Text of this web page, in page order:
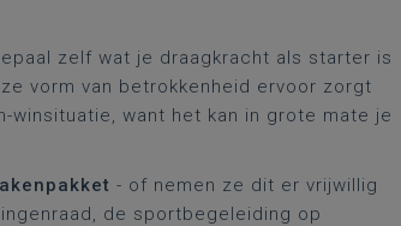
zelf wat je draagkracht als starter is
vorm van betrokkenheid ervoor zorgt
winsituatie, want het kan in grote mate je
- of nemen ze dit er vrijwillig
de sportbegeleiding op